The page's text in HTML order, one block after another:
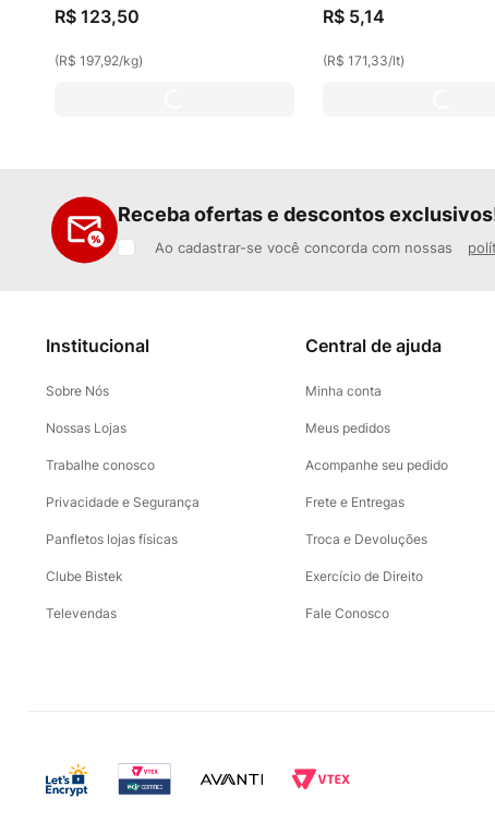
R$ 123,50
(R$ 197,92/kg)
R$ 5,14
(R$ 171,33/lt)
Receba ofertas e descontos
Ao cadastrar-se você concorda com nossas
Institucional
Sobre Nós
Nossas Lojas
Trabalhe conosco
Privacidade e Segurança
Panfletos lojas físicas
Clube Bistek
Televendas
Central de ajuda
Minha conta
Meus pedidos
Acompanhe seu pedido
Frete e Entregas
Troca e Devoluções
Exercício de Direito
Fale Conosco